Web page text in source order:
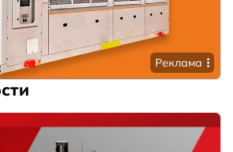
Реклама